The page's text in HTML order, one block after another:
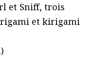
et Sniff, trois
et kirigami